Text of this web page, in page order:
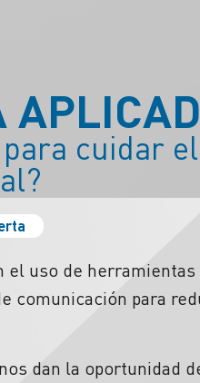
cuidar
uso de
comunicación para
dan la oportunidad